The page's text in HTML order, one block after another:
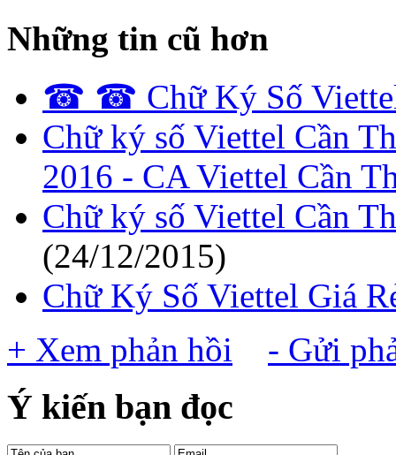
Những tin cũ hơn
☎ ☎ Chữ Ký Số Viettel
Chữ ký số Viettel Cần
2016 - CA Viettel Cần
Chữ ký số Viettel Cần
(24/12/2015)
Chữ Ký Số Viettel Giá
+ Xem phản hồi
- Gửi
Ý kiến bạn đọc